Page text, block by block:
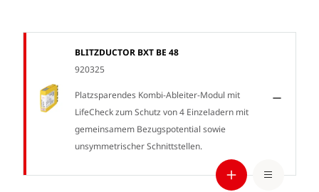
BLITZDUCTOR BXT BE 48
920325
Platzsparendes Kombi-Ableiter-Modul mit
LifeCheck zum Schutz von 4 Einzeladern mit
gemeinsamem Bezugspotential sowie
unsymmetrischer Schnittstellen.